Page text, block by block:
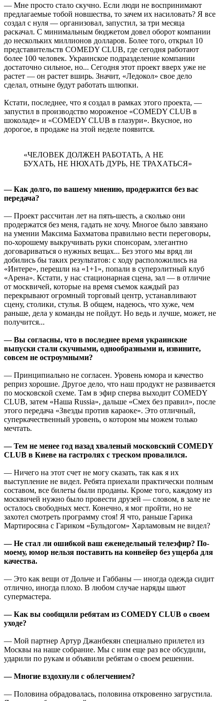
— Мне просто стало скучно. Если люди не воспринимают
предлагаемые тобой новшества, то зачем их насиловать? Я все
создал с нуля — организовал, запустил, за три месяца
раскачал. С минимальным бюджетом довел оборот компании
до нескольких миллионов долларов. Более того, открыл 10
представительств COMEDY CLUB, где сегодня работают
более 100 человек. Украинское подразделение компании
достаточно сильное, но... Сегодня этот проект вверх уже не
растет — он растет вширь. Значит, «Ледокол» свое дело
сделал, отныне будут работать шлюпки.
Кстати, последнее, что я создал в рамках этого проекта, —
запустил в производство мороженое «COMEDY CLUB в
шоколаде» и «COMEDY CLUB в глазури». Вкусное, но
дорогое, в продаже на этой неделе появится.
«ЧЕЛОВЕК ДОЛЖЕН РАБОТАТЬ, А НЕ
БУХАТЬ, НЕ НЮХАТЬ ДУРЬ, НЕ ТРАХАТЬСЯ»
— Как долго, по вашему мнению, продержится без вас
передача?
— Проект рассчитан лет на пять-шесть, а сколько они
продержатся без меня, гадать не хочу. Многое было завязано
на умении Максима Бахматова правильно вести переговоры,
по-хорошему выкручивать руки спонсорам, элегантно
договариваться о нужных вещах... Без этого мы вряд ли
добились бы таких результатов: с ходу расположились на
«Интере», перешли на «1+1», попали в суперэлитный клуб
«Арена». Кстати, у нас стационарная сцена, зал — в отличие
от москвичей, которые на время съемок каждый раз
перекрывают огромный торговый центр, устанавливают
сцену, столики, стулья. В общем, надеюсь, что хуже, чем
раньше, дела у команды не пойдут. Но ведь и лучше, может, не
получится...
— Вы согласны, что в последнее время украинские
выпуски стали скучными, однообразными и, извините,
совсем не остроумными?
— Принципиально не согласен. Уровень юмора и качество
реприз хорошие. Другое дело, что наш продукт не развивается
по московской схеме. Там в эфир сперва выходит COMEDY
CLUB, затем «Наша Russia», дальше «Смех без правил», после
этого передача «Звезды против караоке». Это отличный,
суперкачественный уровень, о котором мы можем только
мечтать.
— Тем не менее год назад хваленый московский COMEDY
CLUB в Киеве на гастролях с треском провалился.
— Ничего на этот счет не могу сказать, так как я их
выступление не видел. Ребята приехали практически полным
составом, все билеты были проданы. Кроме того, каждому из
москвичей нужно было провести друзей — словом, в зале не
осталось свободных мест. Конечно, я мог пройти, но не
захотел смотреть программу стоя! Я что, раньше Гарика
Мартиросяна с Гариком «Бульдогом» Харламовым не видел?
— Не стал ли ошибкой ваш еженедельный телеэфир? По-
моему, юмор нельзя поставить на конвейер без ущерба для
качества.
— Это как вещи от Дольче и Габбаны — иногда одежда сидит
отлично, иногда плохо. В любом случае наряды шьют
супермастера.
— Как вы сообщили ребятам из COMEDY CLUB о своем
уходе?
— Мой партнер Артур Джанбекян специально прилетел из
Москвы на наше собрание. Мы с ним еще раз все обсудили,
ударили по рукам и объявили ребятам о своем решении.
— Многие вздохнули с облегчением?
— Половина обрадовалась, половина откровенно загрустила.